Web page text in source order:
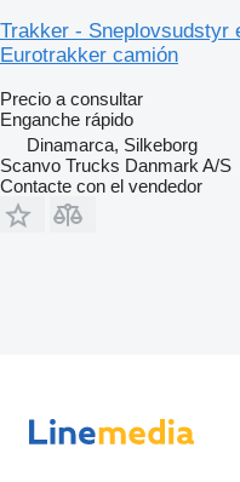
Trakker - Sneplovsudstyr
Eurotrakker camión
Precio a consultar
Enganche rápido
Dinamarca, Silkeborg
Scanvo Trucks Danmark A/S
Contacte con el vendedor